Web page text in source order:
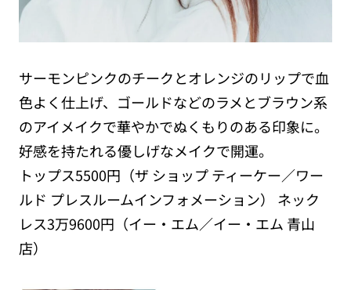
サーモンピンクのチークとオレンジのリップで血
色よく仕上げ、ゴールドなどのラメとブラウン系
のアイメイクで華やかでぬくもりのある印象に。
好感を持たれる優しげなメイクで開運。
トップス5500円（ザ ショップ ティーケー／ワー
ルド プレスルームインフォメーション） ネック
レス3万9600円（イー・エム／イー・エム 青山
店）